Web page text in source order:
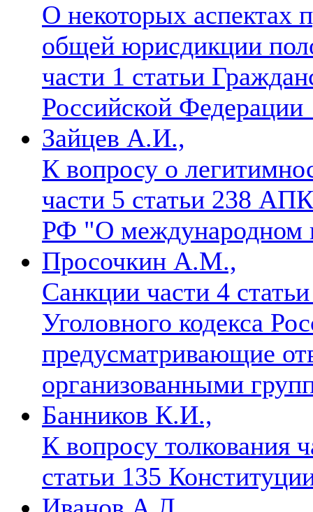
О некоторых аспектах
общей юрисдикции
части 1 статьи
Российской Федерации
Зайцев А.И.,
К вопросу о
части 5 статьи 238
РФ "О международном
Просочкин А.М.,
Санкции части 4
Уголовного кодекса
предусматривающие
организованными
Банников К.И.,
К вопросу толкования
статьи 135